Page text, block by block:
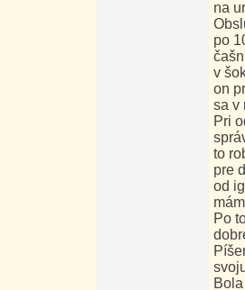
na
po
v
on
sa v
Pri
to
pre
od
Po